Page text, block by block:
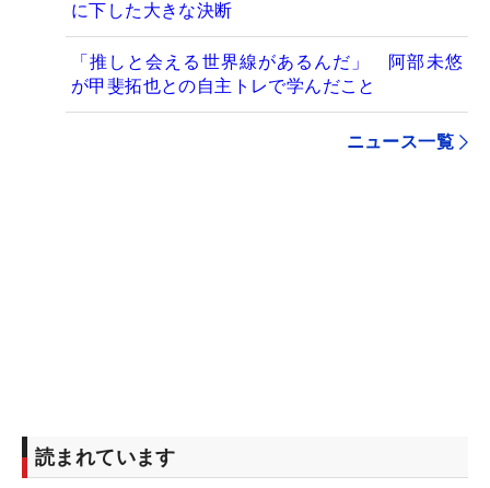
に下した大きな決断
「推しと会える世界線があるんだ」 阿部未悠
が甲斐拓也との自主トレで学んだこと
ニュース一覧
読まれています